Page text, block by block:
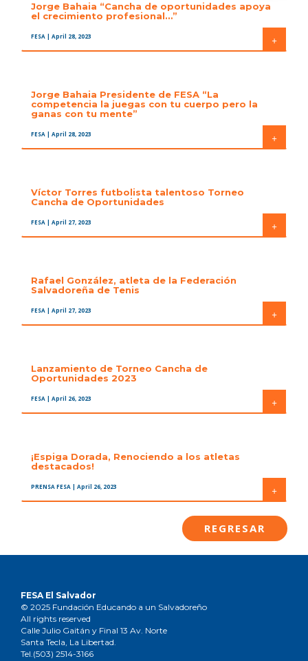
Jorge Bahaia “Cancha de oportunidades apoya
el crecimiento profesional…”
FESA | April 28, 2023 +
Jorge Bahaia Presidente de FESA “La
competencia la juegas con tu cuerpo pero la
ganas con tu mente”
FESA | April 28, 2023 +
Víctor Torres futbolista talentoso Torneo
Cancha de Oportunidades
FESA | April 27, 2023 +
Rafael González, atleta de la Federación
Salvadoreña de Tenis
FESA | April 27, 2023 +
Lanzamiento de Torneo Cancha de
Oportunidades 2023
FESA | April 26, 2023 +
¡Espiga Dorada, Renociendo a los atletas
destacados!
PRENSA FESA | April 26, 2023 +
REGRESAR
FESA El Salvador
© 2025 Fundación Educando a un Salvadoreño
All rights reserved
Calle Julio Gaitán y Final 13 Av. Norte
Santa Tecla, La Libertad.
Tel.(503) 2514-3166